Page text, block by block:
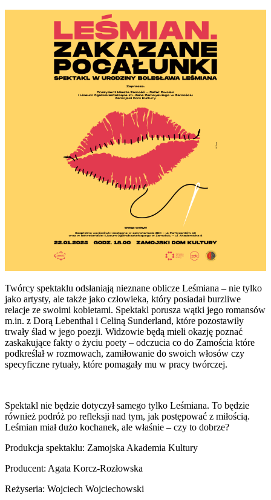
Twórcy spektaklu odsłaniają nieznane oblicze Leśmiana – nie tylko
jako artysty, ale także jako człowieka, który posiadał burzliwe
relacje ze swoimi kobietami. Spektakl porusza wątki jego romansów
m.in. z Dorą Lebenthal i Celiną Sunderland, które pozostawiły
trwały ślad w jego poezji. Widzowie będą mieli okazję poznać
zaskakujące fakty o życiu poety – odczucia co do Zamościa które
podkreślał w rozmowach, zamiłowanie do swoich włosów czy
specyficzne rytuały, które pomagały mu w pracy twórczej.
Spektakl nie będzie dotyczył samego tylko Leśmiana. To będzie
również podróż po refleksji nad tym, jak postępować z miłością.
Leśmian miał dużo kochanek, ale właśnie – czy to dobrze?
Produkcja spektaklu: Zamojska Akademia Kultury
Producent: Agata Korcz-Rozłowska
Reżyseria: Wojciech Wojciechowski